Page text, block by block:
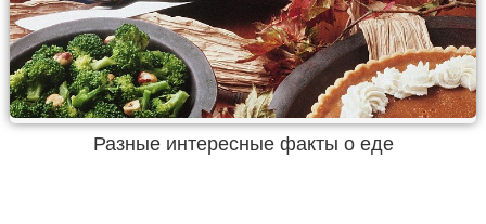
Разные интересные факты о еде